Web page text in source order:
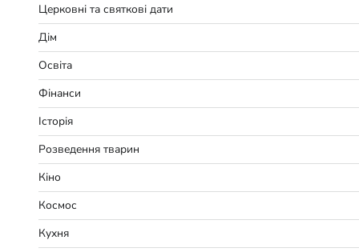
Церковні та святкові дати
Дім
Освіта
Фінанси
Історія
Розведення тварин
Кіно
Космос
Кухня